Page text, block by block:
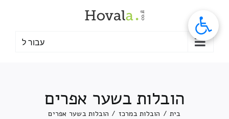
עבור ל
הובלות בשער אפרים
בית / הובלות במרכז / הובלות בשער אפרים